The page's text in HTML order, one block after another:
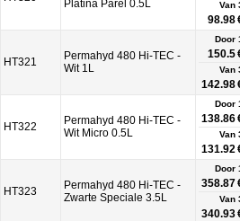
Platina Parel 0.5L
Van
98.98
HT321
Permahyd 480 Hi-TEC -
Wit 1L
Door
150.5
Van
142.98
HT322
Permahyd 480 Hi-TEC -
Wit Micro 0.5L
Door
138.86
Van
131.92
HT323
Permahyd 480 Hi-TEC -
Zwarte Speciale 3.5L
Door
358.87
Van
340.93